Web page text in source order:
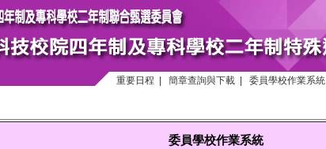
重要日程 簡章查詢與下載 委員學校作業系統
委員學校作業系統